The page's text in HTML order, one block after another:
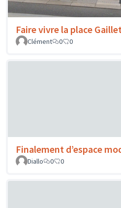
Faire vivre la place
Clément 0 0
Finalement d’espace
Diallo 0 0